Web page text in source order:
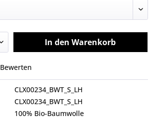
In den Warenkorb
Bewerten
CLX00234_BWT_S_LH
CLX00234_BWT_S_LH
100% Bio-Baumwolle